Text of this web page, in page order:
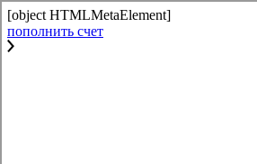
[object HTMLMetaElement]
пополнить счет